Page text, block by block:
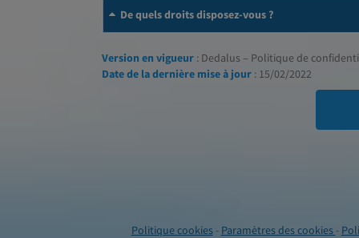
De quels droits disposez-vous ?
Version en vigueur : Dedalus – Politique de
Date de la dernière mise à jour : 15/02/2022
Politique cookies- Paramètres des cookies -